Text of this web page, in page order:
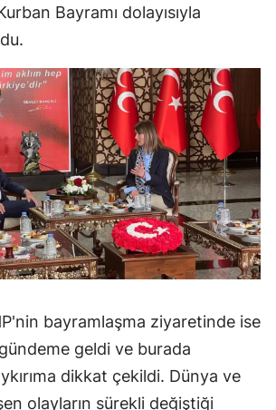
Bayramı dolayısıyla
bayramlaşma ziyaretinde ise
geldi ve burada
dikkat çekildi. Dünya ve
olayların sürekli değiştiği